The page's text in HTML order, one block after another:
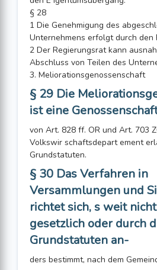
§ 28
1 Die Genehmigung des
Unternehmens erfolgt durch den
2 Der Regierungsrat kann
Abschluss von Teilen des
3. Meliorationsgenossenschaft
§ 29 Die
ist eine
von Art. 828 ff. OR und Art. 703
Volkswir schaftsdepart ement
Grundstatuten.
§ 30 Das Verfahren in
Versammlungen und
richtet sich, s weit
gesetzlich oder durch
Grundstatuten an-
ders bestimmt, nach dem